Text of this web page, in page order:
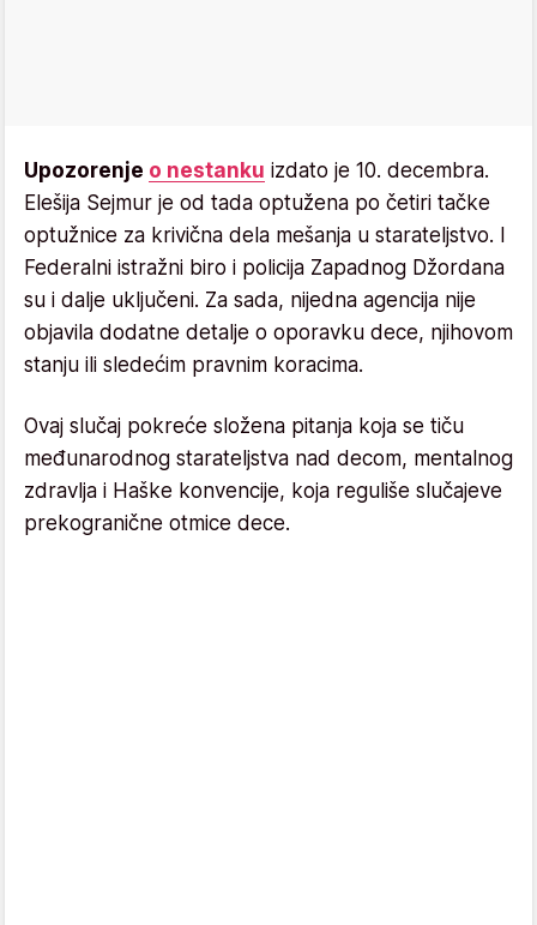
Upozorenje o nestanku izdato je 10. decembra.
Elešija Sejmur je od tada optužena po četiri tačke
optužnice za krivična dela mešanja u starateljstvo. I
Federalni istražni biro i policija Zapadnog Džordana
su i dalje uključeni. Za sada, nijedna agencija nije
objavila dodatne detalje o oporavku dece, njihovom
stanju ili sledećim pravnim koracima.
Ovaj slučaj pokreće složena pitanja koja se tiču
međunarodnog starateljstva nad decom, mentalnog
zdravlja i Haške konvencije, koja reguliše slučajeve
prekogranične otmice dece.